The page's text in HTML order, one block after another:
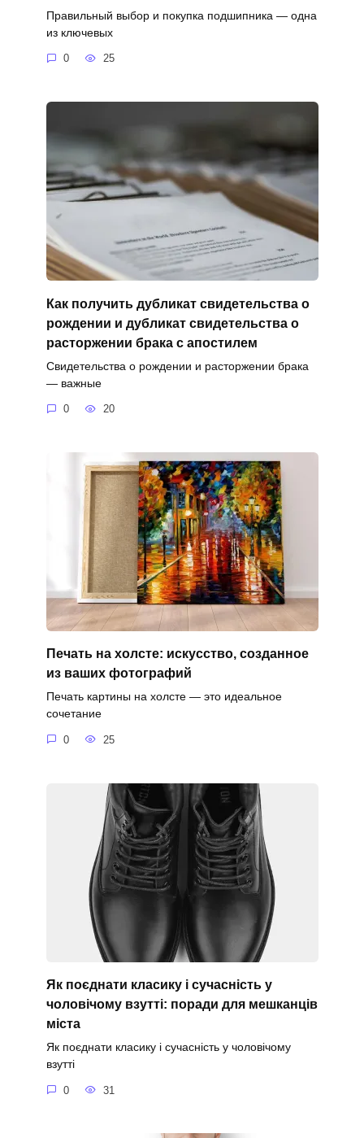
Правильный выбор и покупка подшипника — одна
из ключевых
0 25
Как получить дубликат свидетельства о
рождении и дубликат свидетельства о
расторжении брака с апостилем
Свидетельства о рождении и расторжении брака
— важные
0 20
Печать на холсте: искусство, созданное
из ваших фотографий
Печать картины на холсте — это идеальное
сочетание
0 25
Як поєднати класику і сучасність у
чоловічому взутті: поради для мешканців
міста
Як поєднати класику і сучасність у чоловічому
взутті
0 31